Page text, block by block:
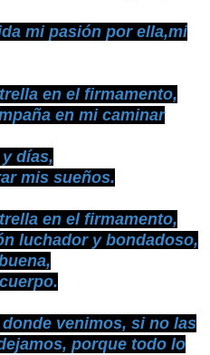
mi pasión por ella,mi
en el firmamento,
en mi caminar
días,
mis sueños.
en el firmamento,
luchador y bondadoso,
venimos, si no las
porque todo lo